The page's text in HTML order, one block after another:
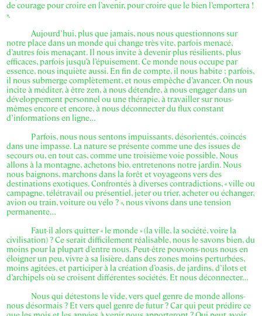
de courage pour croire en l’avenir, pour croire que le bien l’emportera !
».
Aujourd’hui, plus que jamais, nous nous questionnons sur
notre place dans un monde qui change très vite, parfois menacé,
d’autres fois menaçant. Il nous invite à devenir plus résilients, plus
efficaces, parfois jusqu’à l’épuisement. Ce monde nous occupe par
essence, nous inquiète aussi. En fin de compte, il nous habite ; parfois,
il nous submerge complètement, et nous empêche d’avancer. On nous
incite à méditer, à être zen, à nous détendre, à nous engager dans un
développement personnel ou une thérapie, à travailler sur nous-
mêmes encore et encore, à nous déconnecter du flux constant
d’informations en ligne…
Parfois, nous nous sentons impuissants, désorientés, coincés
dans une impasse. La nature se présente comme une des issues de
secours ou, en tout cas, comme une troisième voie possible. Nous
allons à la montagne, achetons bio, entretenons notre jardin. Nous
nous baignons, marchons dans la forêt et voyageons vers des
destinations exotiques. Confrontés à diverses contradictions, « ville ou
campagne, télétravail ou présentiel, jeter ou trier, acheter ou échanger,
avion ou train, voiture ou vélo ? », nous vivons dans une tension
permanente…
Faut-il alors quitter « le monde » (la ville, la société, voire la
civilisation) ? Ce serait difficilement réalisable, nous le savons bien, du
moins pour la plupart d’entre nous. Peut-être pouvons-nous nous en
éloigner un peu, vivre à sa lisière, dans des zones moins perturbées,
moins agitées, et participer à la création d’oasis, de jardins, d’îlots et
d’archipels où se croisent différentes sociétés. Et nous déconnecter…
Nous qui détestons le vide, vers quel genre de monde allons-
nous désormais ? Et vers quel genre de futur ? Car qui peut prédire ce